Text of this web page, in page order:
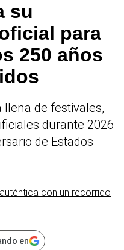
su
para
250 años
de festivales,
durante 2026
de Estados
con un recorrido
en